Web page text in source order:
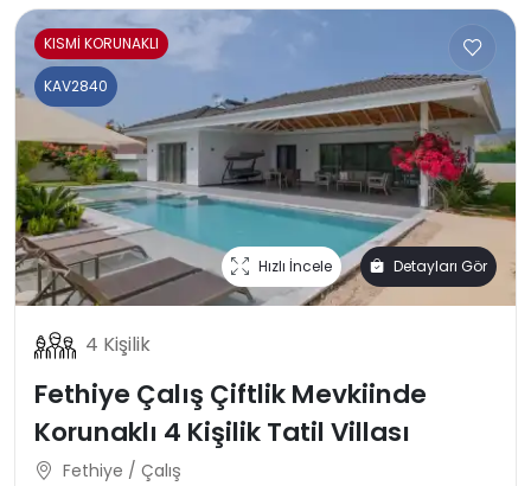
KISMİ KORUNAKLI
Hızlı İncele Detayları Gör
KAV2840
4 Kişilik
Fethiye Çalış Çiftlik Mevkiinde
Korunaklı 4 Kişilik Tatil Villası
Fethiye / Çalış